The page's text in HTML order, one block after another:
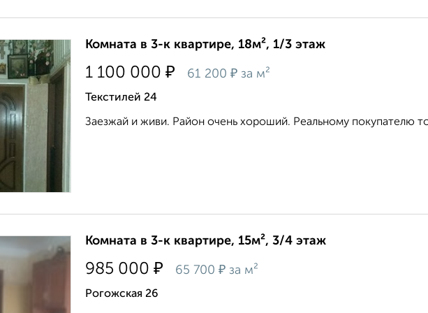
Комната в 3-к квартире, 18м², 1/3 этаж
1 100 000 ₽ 61 200 ₽ за м²
Текстилей 24
Заезжай и живи. Район очень хороший. Реальному покупателю
Комната в 3-к квартире, 15м², 3/4 этаж
985 000 ₽ 65 700 ₽ за м²
Рогожская 26